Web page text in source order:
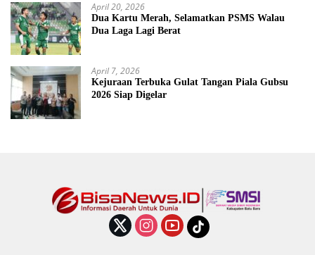
April 20, 2026
Dua Kartu Merah, Selamatkan PSMS Walau
Dua Laga Lagi Berat
April 7, 2026
Kejuraan Terbuka Gulat Tangan Piala Gubsu
2026 Siap Digelar